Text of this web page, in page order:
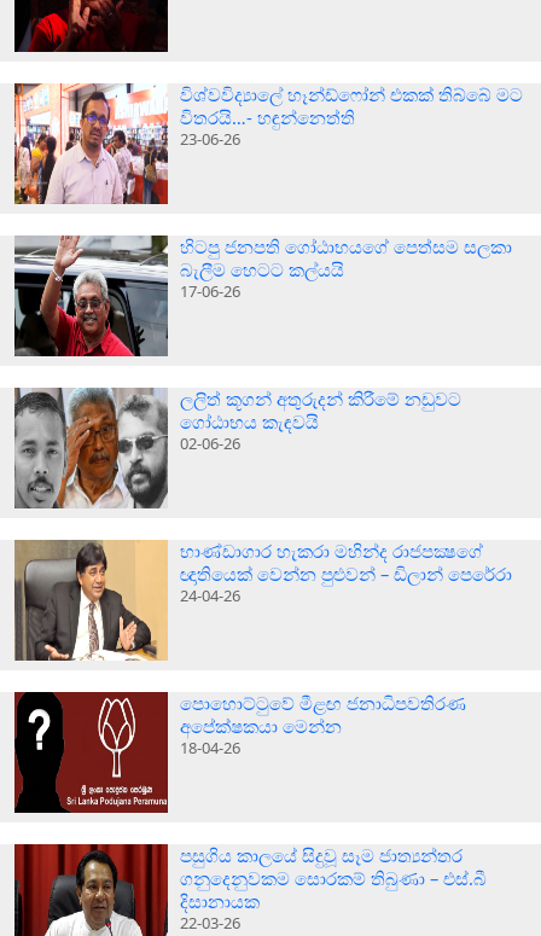
විශ්වවිද්‍යාලේ හෑන්ඩ්ෆෝන් එකක් තිබ්බේ මට
විතරයි…- හඳුන්නෙත්ති
23-06-26
හිටපු ජනපති ගෝඨාභයගේ පෙත්සම සලකා
බැලීම හෙටට කල්යයි
17-06-26
ලලිත් කූගන් අතුරුදන් කිරීමේ නඩුවට
ගෝඨාභය කැඳවයි
02-06-26
භාණ්ඩාගාර හැකරා මහින්ද රාජපක්‍ෂගේ
ඥාතියෙක් වෙන්න පුළුවන් – ඩිලාන් පෙරේරා
24-04-26
පොහොට්ටුවේ මීළඟ ජනාධිපවතිරණ
අපේක්ෂකයා මෙන්න
18-04-26
පසුගිය කාලයේ සිදුවූ සෑම ජාත්‍යන්තර
ගනුදෙනුවකම සොරකම් තිබුණා – එස්.බී
දිසානායක
22-03-26